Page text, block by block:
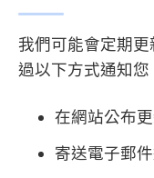
我們可能會定期
過以下方式通知您
在網站公布
寄送電子郵